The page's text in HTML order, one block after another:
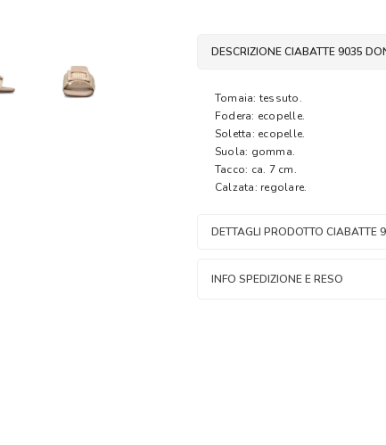
DESCRIZIONE CIABATTE 9035
Tomaia: tessuto.
Fodera: ecopelle.
Soletta: ecopelle.
Suola: gomma.
Tacco: ca. 7 cm.
Calzata: regolare.
DETTAGLI PRODOTTO CIABATTE
INFO SPEDIZIONE E RESO